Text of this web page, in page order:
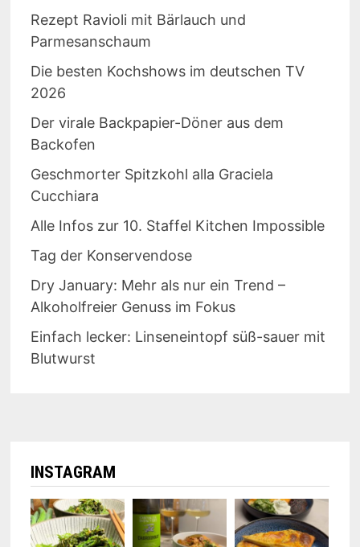
Rezept Ravioli mit Bärlauch und
Parmesanschaum
Die besten Kochshows im deutschen TV
2026
Der virale Backpapier-Döner aus dem
Backofen
Geschmorter Spitzkohl alla Graciela
Cucchiara
Alle Infos zur 10. Staffel Kitchen Impossible
Tag der Konservendose
Dry January: Mehr als nur ein Trend –
Alkoholfreier Genuss im Fokus
Einfach lecker: Linseneintopf süß-sauer mit
Blutwurst
INSTAGRAM